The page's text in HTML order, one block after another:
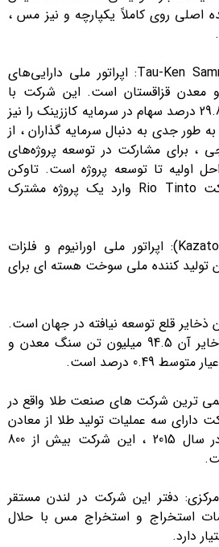
اصلی روی کاملاً یکپارچه و نیز مس ،
تاوکن سامروک( (Tau-Ken Samruk: اپراتور ملی دارایی‌های
معدن قزاقستان است. این شرکت با
Glencore شراکت دارد و 29.8 درصد سهام در سرمایه کاززینک را نیز
طور جدی به دنبال سرمایه گذاران ، از
، برای مشارکت در توسعه پروژه‌های
اولیه تا توسعه پروژه است. تاوکن
سامروک همچنین با شرکت Rio Tinto وارد یک پروژه مشترک
کازاتم پروم( Kazatomprom): اپراتور ملی اورانیوم و فلزات
تولید کننده ملی سوخت هسته ای برای
ذخایر قلع توسعه نیافته در جهان است.
براساس منابع معدنی ، ذخایر آن 94.5 میلیون تن سنگ معدن و
ترین شرکت های صنعت طلا واقع در
دارای سه عملیات تولید طلا از معادن
روباز و زیرزمینی است. در سال 2015 ، این شرکت بیش از 800
دفتر این شرکت در لندن مستقر
تاسیسات استخراج و استخراج مس با حلال
دارد.